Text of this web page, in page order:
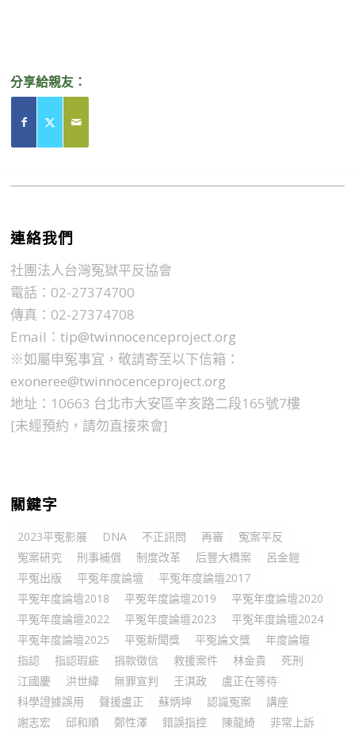
分享給親友：
連絡我們
社團法人台灣冤獄平反協會
電話：02-27374700
傳真：02-27374708
Email：tip@twinnocenceproject.org
※如屬申冤事宜，敬請寄至以下信箱：
exoneree@twinnocenceproject.org
地址：10663 台北市大安區辛亥路二段165號7樓
[未經預約，請勿直接來會]
關鍵字
2023平冤影展 DNA 不正訊問 再審
冤案平反
冤案研究
刑事補償 制度改革 后豐大橋案
呂金鎧
平冤出版
平冤年度論壇
平冤年度論壇2017
平冤年度論壇2018
平冤年度論壇2019
平冤年度論壇2020
平冤年度論壇2022
平冤年度論壇2023
平冤年度論壇2024
平冤年度論壇2025
平冤新聞獎 平冤論文獎
年度論壇
指認
指認瑕疵 捐款徵信 救援案件 林金貴
死刑
江國慶
洪世緯 無罪宣判 王淇政
盧正在等待
科學證據誤用
聲援盧正 蘇炳坤 認識冤案
講座
謝志宏
邱和順 鄭性澤 錯誤指控 陳龍綺 非常上訴